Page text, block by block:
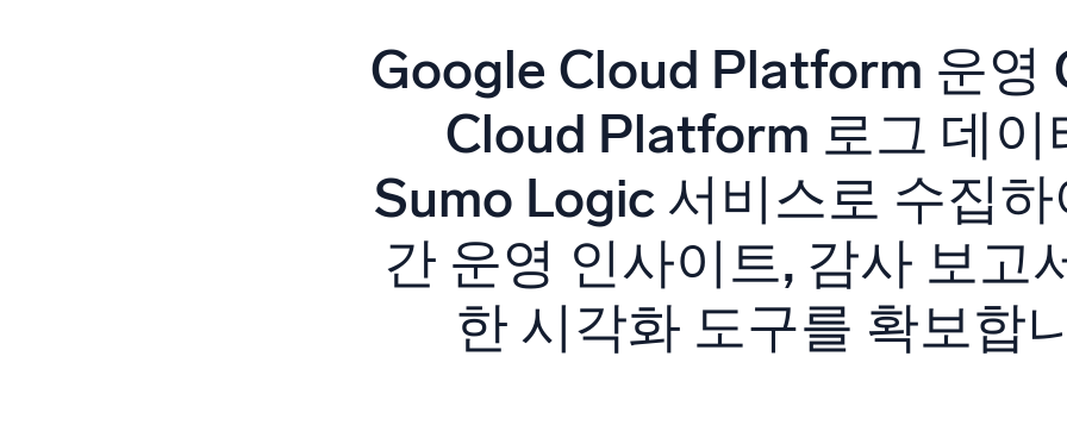
Google Cloud Platform 운영
Cloud Platform 로그 데이
Sumo Logic 서비스로 수집
간 운영 인사이트, 감사 보고
한 시각화 도구를 확보합